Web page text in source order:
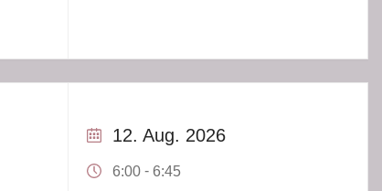
12. Aug. 2026
6:00 - 6:45